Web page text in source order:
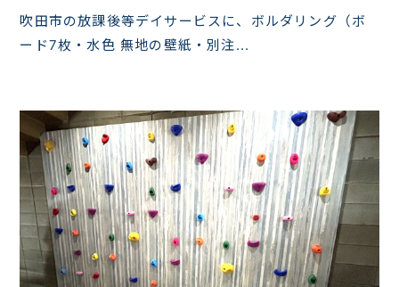
吹田市の放課後等デイサービスに、ボルダリング（ボ
ード7枚・水色 無地の壁紙・別注...